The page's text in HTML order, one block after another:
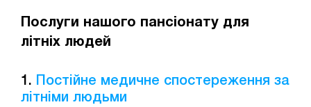
Послуги нашого пансіонату для
літніх людей
1.
Постійне медичне спостереження за
літніми людьми